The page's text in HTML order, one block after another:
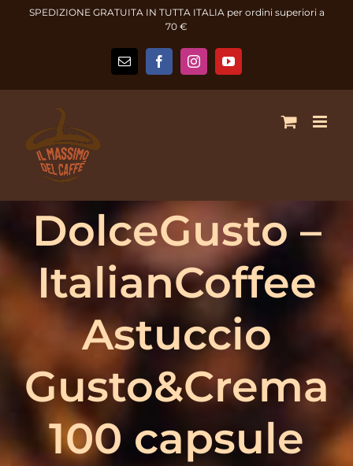
SPEDIZIONE GRATUITA IN TUTTA ITALIA per ordini superiori a
70 €
Email FacebookInstagramYouTube
DolceGusto –
ItalianCoffee
Astuccio
Gusto&Crema
100 capsule